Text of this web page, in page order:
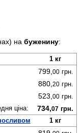
на буженину:
1 кг
799, 00грн.
880, 20грн.
523, 00грн.
ціна:
734,07грн.
1 кг